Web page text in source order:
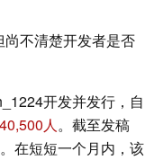
不清楚开发者是否
开发并发行，自
人。截至发稿
在短短一个月内，该